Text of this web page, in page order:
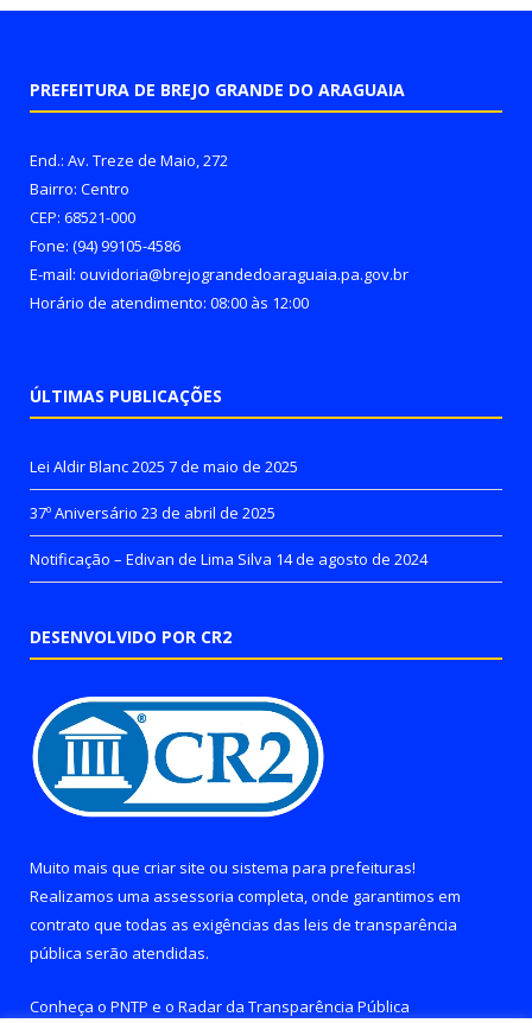
PREFEITURA DE BREJO GRANDE DO ARAGUAIA
End.: Av. Treze de Maio, 272
Bairro: Centro
CEP: 68521-000
Fone: (94) 99105-4586
E-mail: ouvidoria@brejograndedoaraguaia.pa.gov.br
Horário de atendimento: 08:00 às 12:00
ÚLTIMAS PUBLICAÇÕES
Lei Aldir Blanc 2025 7 de maio de 2025
37º Aniversário 23 de abril de 2025
Notificação – Edivan de Lima Silva 14 de agosto de 2024
DESENVOLVIDO POR CR2
Muito mais que criar site ou sistema para prefeituras!
Realizamos uma assessoria completa, onde garantimos em
contrato que todas as exigências das leis de transparência
pública serão atendidas.
Conheça o PNTP e o Radar da Transparência Pública